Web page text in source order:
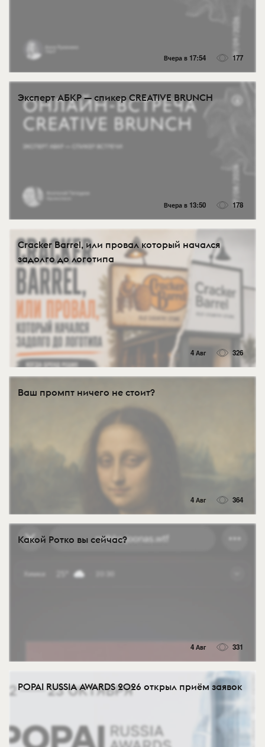
Вчера в 17:54 177
Эксперт АБКР — спикер CREATIVE BRUNCH
Вчера в 13:50 178
Cracker Barrel, или провал который начался
задолго до логотипа
4 Авг 326
Ваш промпт ничего не стоит?
4 Авг 364
Какой Ротко вы сейчас?
4 Авг 331
POPAI RUSSIA AWARDS 2026 открыл приём заявок